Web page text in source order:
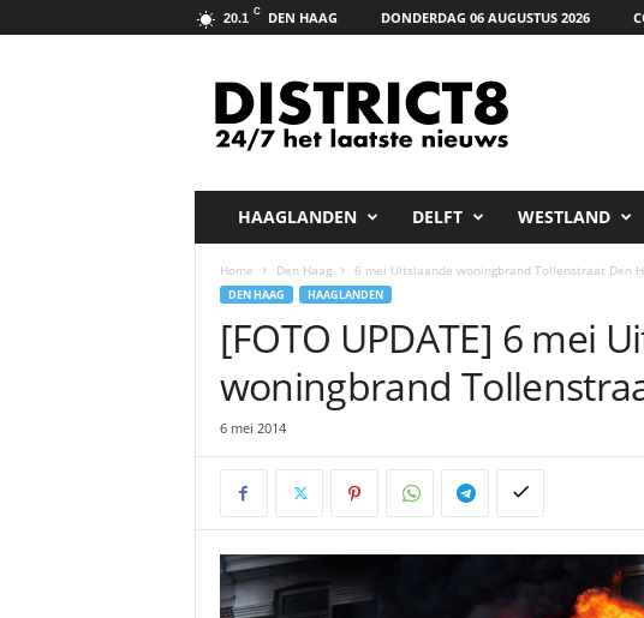
20.1 C DEN HAAG DONDERDAG 06 AUGUSTUS 2026
HAAGLANDEN DELFT WESTLAND
Home Den Haag 6 mei Uitslaande woningbrand Tollenstraat Den
DEN HAAG HAAGLANDEN
[FOTO UPDATE] 6 mei
woningbrand
6 mei 2014